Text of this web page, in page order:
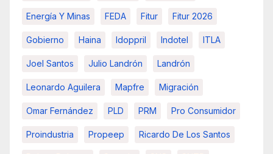
Energía Y Minas FEDA Fitur Fitur 2026
Gobierno Haina Idoppril Indotel ITLA
Joel Santos Julio Landrón Landrón
Leonardo Aguilera Mapfre Migración
Omar Fernández PLD PRM Pro Consumidor
Proindustria Propeep Ricardo De Los Santos